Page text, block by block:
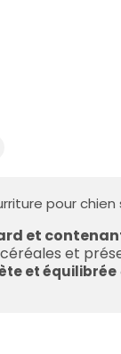
pour
et
et
et équilibrée